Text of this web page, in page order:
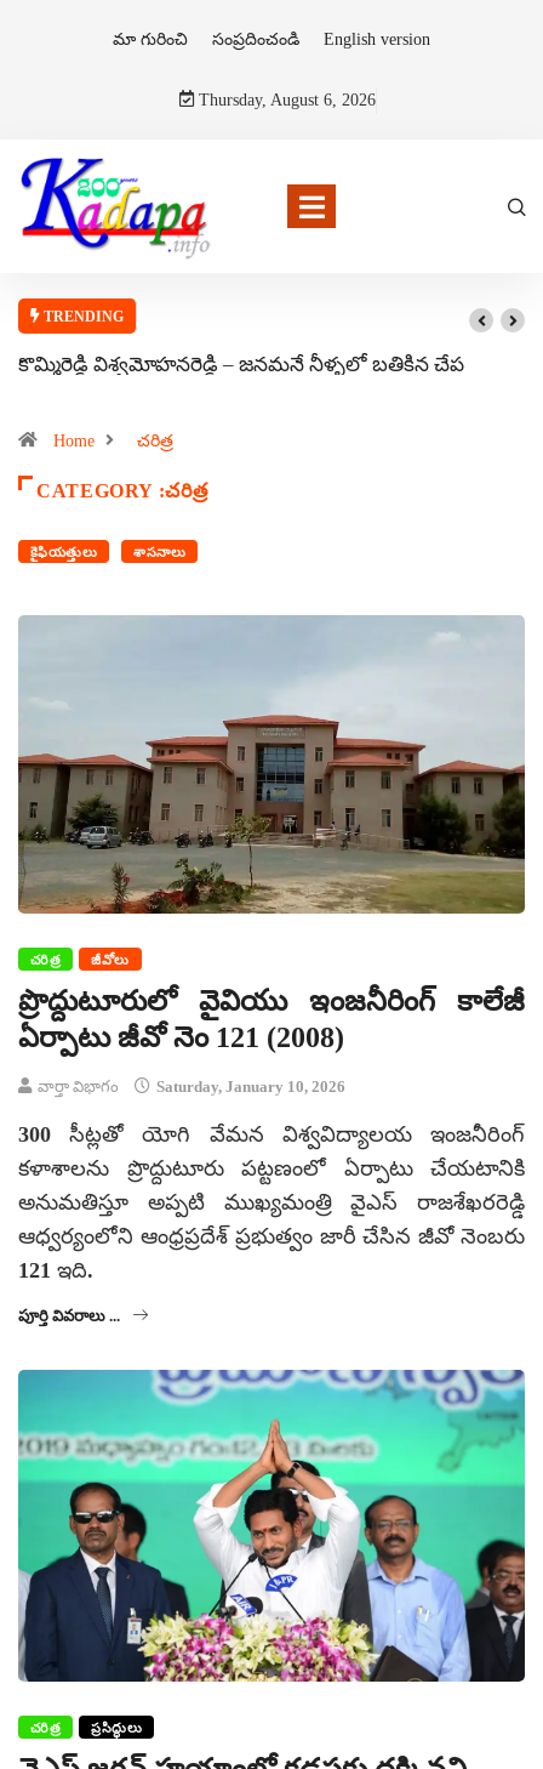
మా గురించి సంప్రదించండి English version
Thursday, August 6, 2026
TRENDING
కొమ్మిరెడ్డి విశ్వమోహనరెడ్డి – జనమనే నీళ్ళలో బతికిన చేప
Home చరిత్ర
CATEGORY :చరిత్ర
కైఫియత్తులు శాసనాలు
చరిత్ర జీవోలు
ప్రొద్దుటూరులో వైవియు ఇంజనీరింగ్ కాలేజీ
ఏర్పాటు జీవో నెం 121 (2008)
వార్తా విభాగం Saturday, January 10, 2026
300 సీట్లతో యోగి వేమన విశ్వవిద్యాలయ ఇంజనీరింగ్
కళాశాలను ప్రొద్దుటూరు పట్టణంలో ఏర్పాటు చేయటానికి
అనుమతిస్తూ అప్పటి ముఖ్యమంత్రి వైఎస్ రాజశేఖరరెడ్డి
ఆధ్వర్యంలోని ఆంధ్రప్రదేశ్ ప్రభుత్వం జారీ చేసిన జీవో నెంబరు
121 ఇది.
పూర్తి వివరాలు ...
చరిత్ర ప్రసిద్ధులు